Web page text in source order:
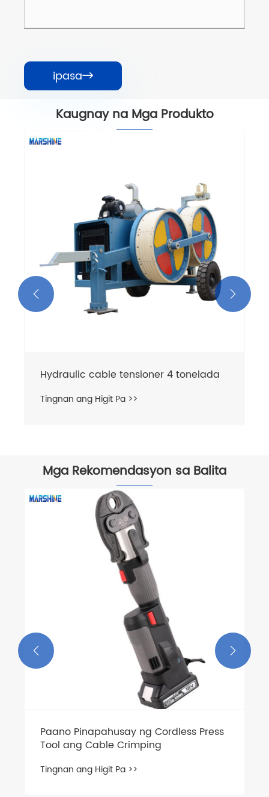
ipasa
Kaugnay na Mga Produkto
Hydraulic cable tensioner 4 tonelada
Tingnan ang Higit Pa >>
 
Mga Rekomendasyon sa Balita
Paano Pinapahusay ng Cordless Press
Tool ang Cable Crimping
Tingnan ang Higit Pa >>
 